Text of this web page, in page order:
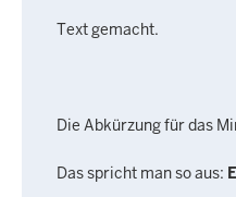
Text gemacht.
Die Abkürzung für das
Das spricht man so aus: